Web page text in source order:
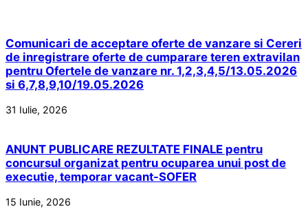
Comunicari de acceptare oferte de vanzare si Cereri
de inregistrare oferte de cumparare teren extravilan
pentru Ofertele de vanzare nr. 1,2,3,4,5/13.05.2026
si 6,7,8,9,10/19.05.2026
31 Iulie, 2026
ANUNT PUBLICARE REZULTATE FINALE pentru
concursul organizat pentru ocuparea unui post de
executie, temporar vacant-SOFER
15 Iunie, 2026